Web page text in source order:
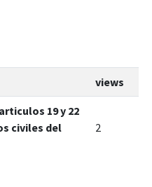
views
19 y 22
civiles del
2